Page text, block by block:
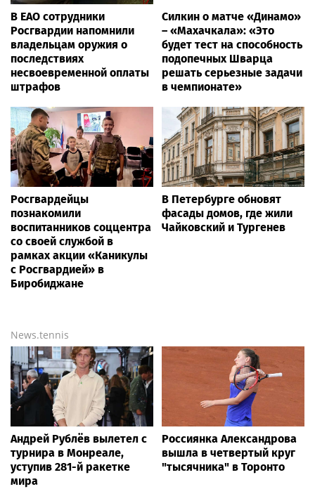
В ЕАО сотрудники
Росгвардии напомнили
владельцам оружия о
последствиях
несвоевременной оплаты
штрафов
Силкин о матче «Динамо»
– «Махачкала»: «Это
будет тест на способность
подопечных Шварца
решать серьезные задачи
в чемпионате»
Росгвардейцы
познакомили
воспитанников соццентра
со своей службой в
рамках акции «Каникулы
с Росгвардией» в
Биробиджане
В Петербурге обновят
фасады домов, где жили
Чайковский и Тургенев
News.tennis
Андрей Рублёв вылетел с
турнира в Монреале,
уступив 281-й ракетке
мира
Россиянка Александрова
вышла в четвертый круг
"тысячника" в Торонто